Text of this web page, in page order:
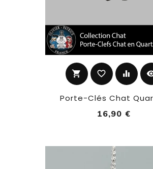
shopping_cart favorite_border equalizer
Porte-Clés Chat
16,90 €